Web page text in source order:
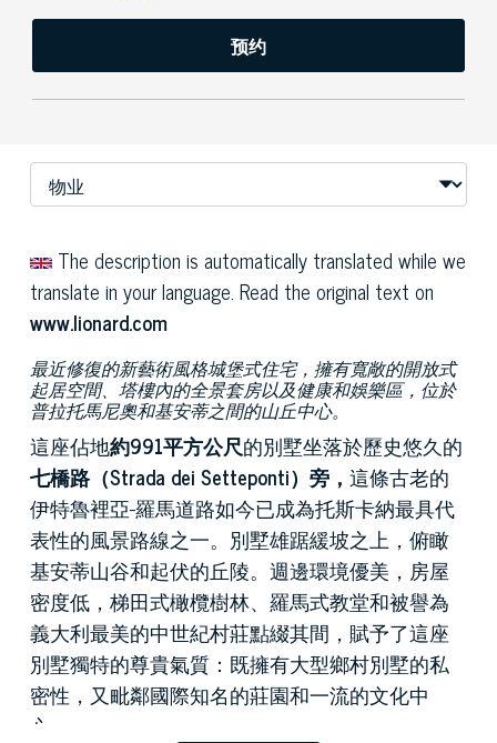
预约
The description is automatically translated while we
translate in your language. Read the original text on
www.lionard.com
最近修復的新藝術風格城堡式住宅，擁有寬敞的開放式
起居空間、塔樓內的全景套房以及健康和娛樂區，位於
普拉托馬尼奧和基安蒂之間的山丘中心。
這座佔地約991平方公尺的別墅坐落於歷史悠久的
七橋路（Strada dei Setteponti）旁， 這條古老的
伊特魯裡亞-羅馬道路如今已成為托斯卡納最具代
表性的風景路線之一。別墅雄踞緩坡之上，俯瞰
基安蒂山谷和起伏的丘陵。週邊環境優美，房屋
密度低，梯田式橄欖樹林、羅馬式教堂和被譽為
義大利最美的中世紀村莊點綴其間，賦予了這座
別墅獨特的尊貴氣質：既擁有大型鄉村別墅的私
密性，又毗鄰國際知名的莊園和一流的文化中
心。